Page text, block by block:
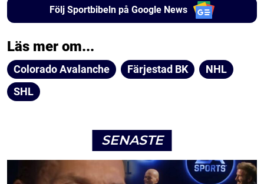
Följ Sportbibeln på Google News
Läs mer om...
Colorado Avalanche Färjestad BK
NHL
SHL
SENASTE